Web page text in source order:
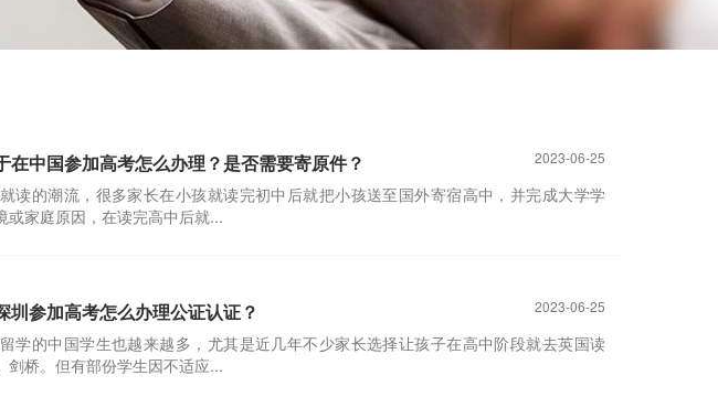
2023-06-25
在中国参加高考怎么办理？是否需要寄原件？
读的潮流，很多家长在小孩就读完初中后就把小孩送至国外寄宿高中，并完成大学学
或家庭原因，在读完高中后就...
2023-06-25
圳参加高考怎么办理公证认证？
学的中国学生也越来越多，尤其是近几年不少家长选择让孩子在高中阶段就去英国读
桥。但有部份学生因不适应...